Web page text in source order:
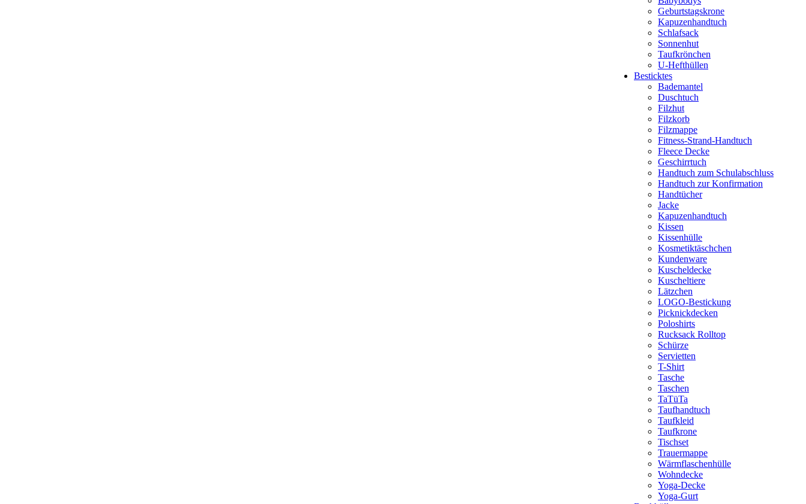
Geburtstagskrone
Kapuzenhandtuch
Schlafsack
Sonnenhut
Taufkrönchen
U-Hefthüllen
Besticktes
Bademantel
Duschtuch
Filzhut
Filzkorb
Filzmappe
Fitness-Strand-Handtuch
Fleece Decke
Geschirrtuch
Handtuch zum Schulabschluss
Handtuch zur Konfirmation
Handtücher
Jacke
Kapuzenhandtuch
Kissen
Kissenhülle
Kosmetiktäschchen
Kundenware
Kuscheldecke
Kuscheltiere
Lätzchen
LOGO-Bestickung
Picknickdecken
Poloshirts
Rucksack Rolltop
Schürze
Servietten
T-Shirt
Tasche
Taschen
TaTüTa
Taufhandtuch
Taufkleid
Taufkrone
Tischset
Trauermappe
Wärmflaschenhülle
Wohndecke
Yoga-Decke
Yoga-Gurt